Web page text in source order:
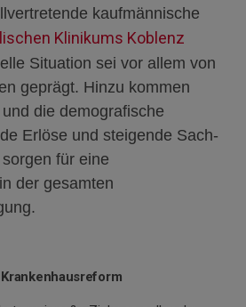
kaufmännische
Klinikums Koblenz
Situation sei vor allem von
geprägt. Hinzu kommen
die demografische
Erlöse und steigende Sach-
für eine
der gesamten